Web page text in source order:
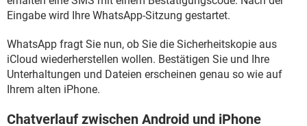
Eingabe wird Ihre WhatsApp-Sitzung gestartet.
WhatsApp fragt Sie nun, ob Sie die Sicherheitskopie aus
iCloud wiederherstellen wollen. Bestätigen Sie und Ihre
Unterhaltungen und Dateien erscheinen genau so wie auf
Ihrem alten iPhone.
Chatverlauf zwischen Android und iPhone